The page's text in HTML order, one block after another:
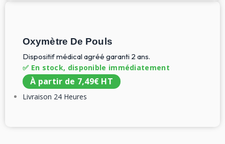
Oxymètre De Pouls
Dispositif médical agréé garanti 2 ans.
✅ En stock, disponible immédiatement
À partir de 7,49€ HT
Livraison 24 Heures